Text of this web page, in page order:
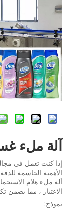
آلة ملء
إذا كنت تعمل في
الأهمية الحاسمة
آلة ملء هلام
الاعتبار ، مما يضمن
نموذج: